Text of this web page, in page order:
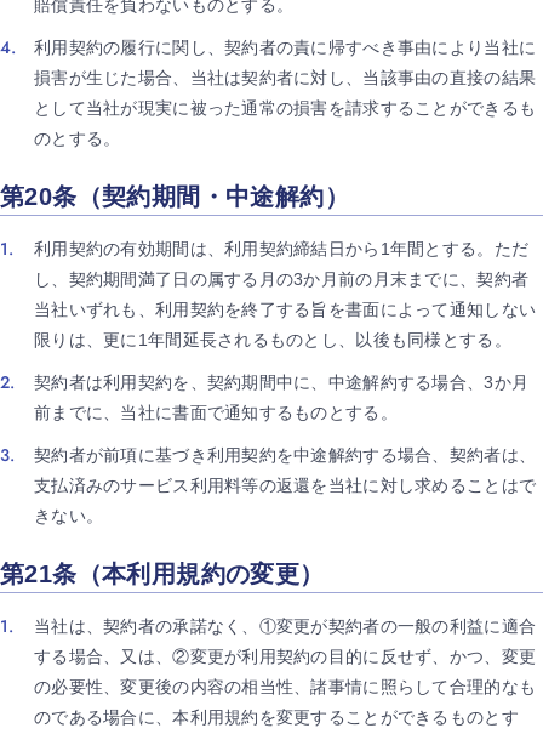
賠償責任を負わないものとする。
利用契約の履行に関し、契約者の責に帰すべき事由により当社に
損害が生じた場合、当社は契約者に対し、当該事由の直接の結果
として当社が現実に被った通常の損害を請求することができるも
のとする。
第20条（契約期間・中途解約）
利用契約の有効期間は、利用契約締結日から1年間とする。ただ
し、契約期間満了日の属する月の3か月前の月末までに、契約者
当社いずれも、利用契約を終了する旨を書面によって通知しない
限りは、更に1年間延長されるものとし、以後も同様とする。
契約者は利用契約を、契約期間中に、中途解約する場合、3か月
前までに、当社に書面で通知するものとする。
契約者が前項に基づき利用契約を中途解約する場合、契約者は、
支払済みのサービス利用料等の返還を当社に対し求めることはで
きない。
第21条（本利用規約の変更）
当社は、契約者の承諾なく、①変更が契約者の一般の利益に適合
する場合、又は、②変更が利用契約の目的に反せず、かつ、変更
の必要性、変更後の内容の相当性、諸事情に照らして合理的なも
のである場合に、本利用規約を変更することができるものとす